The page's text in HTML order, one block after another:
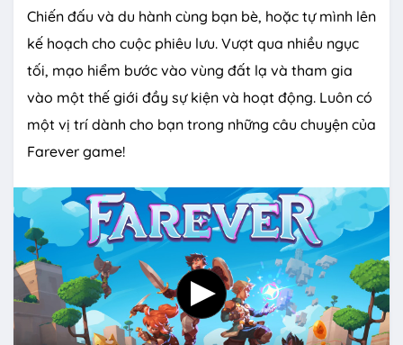
Chiến đấu và du hành cùng bạn bè, hoặc tự mình lên
kế hoạch cho cuộc phiêu lưu. Vượt qua nhiều ngục
tối, mạo hiểm bước vào vùng đất lạ và tham gia
vào một thế giới đầy sự kiện và hoạt động. Luôn có
một vị trí dành cho bạn trong những câu chuyện của
Farever game!